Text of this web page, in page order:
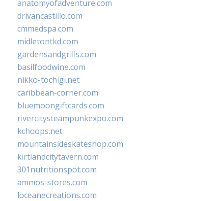
anatomyofadventure.com
drivancastillo.com
cmmedspa.com
midletontkd.com
gardensandgrills.com
basilfoodwine.com
nikko-tochigi.net
caribbean-corner.com
bluemoongiftcards.com
rivercitysteampunkexpo.com
kchoops.net
mountainsideskateshop.com
kirtlandcitytavern.com
301nutritionspot.com
ammos-stores.com
loceanecreations.com